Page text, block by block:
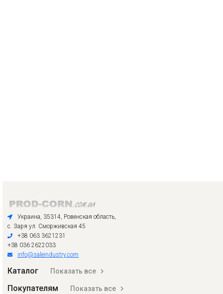
Украина, 35314, Ровенская область,
с. Заря ул. Сморживская 45
+38 063 3621231
+38 036 2622033
info@saleindustry.com
Каталог Показать все
Покупателям Показать все